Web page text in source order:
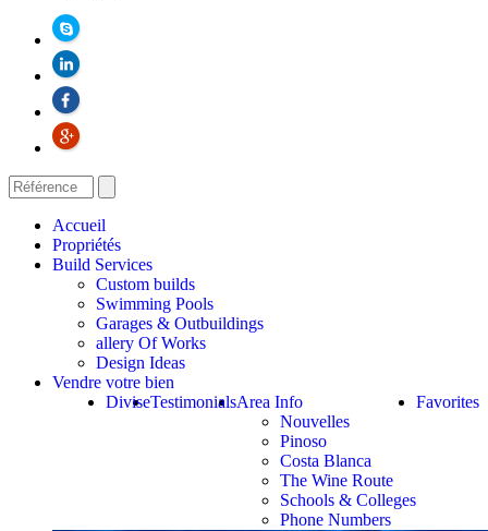
Accueil
Propriétés
Build Services
Custom builds
Swimming Pools
Garages & Outbuildings
allery Of Works
Design Ideas
Vendre votre bien
Favorites
Area Info
Nouvelles
Pinoso
Costa Blanca
The Wine Route
Schools & Colleges
Phone Numbers
Testimonials
Divise